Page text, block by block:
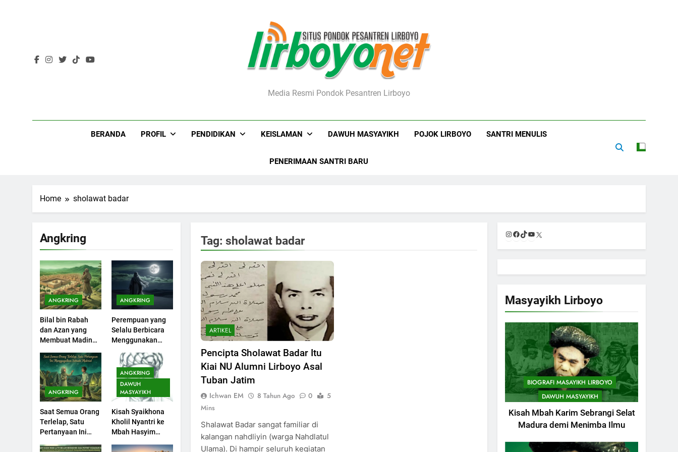
Lirboyo.netMedia Resmi Pondok Pesantren Lirboyo
BERANDA PROFIL PENDIDIKAN KEISLAMAN DAWUH MASYAYIKH POJOK LIRBOYO SANTRI MENULIS
PENERIMAAN SANTRI BARU
Home sholawat badar
Angkring
ANGKRING
Bilal bin Rabah
dan Azan yang
Membuat Madinah
ANGKRING
Perempuan yang
Selalu Berbicara
Menggunakan
ANGKRING
Saat Semua Orang
Terlelap, Satu
Pertanyaan Ini
ANGKRING
DAWUH
MASYAYIKH
Kisah Syaikhona
Kholil Nyantri ke
Mbah Hasyim
Khutbah Idul Fitri di
Rumah
KHUTBAH
201
Khutbah jumat:
Sejarah Seebagai
Pembangkit Jiwa
202
Khutbah Jumat :
Supaya Amal Bisa
Diterima
203
Khutbah Jumat:
Bulan Muharram
Tag: sholawat badar
ARTIKEL
Pencipta Sholawat Badar Itu
Kiai NU Alumni Lirboyo Asal
Tuban Jatim
Ichwan EM 8 Tahun Ago 0
5
Mins
Shalawat Badar sangat familiar di
kalangan nahdliyin (warga Nahdlatul
Ulama). Di hampir seluruh kegiatan
Instagram
Facebook
TikTok
YouTube
Masyayikh Lirboyo
BIOGRAFI MASAYIKH LIRBOYO
DAWUH MASYAYIKH
Kisah Mbah Karim Sebrangi Selat
Madura demi Menimba Ilmu